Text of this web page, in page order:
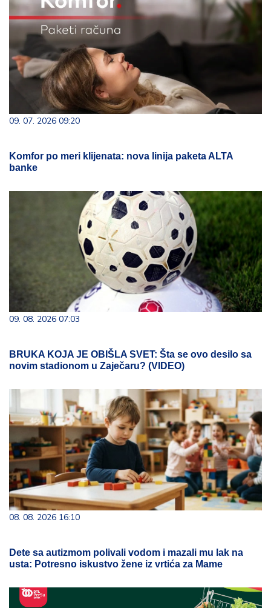
09. 07. 2026 09:20
Komfor po meri klijenata: nova linija paketa ALTA
banke
09. 08. 2026 07:03
BRUKA KOJA JE OBIŠLA SVET: Šta se ovo desilo sa
novim stadionom u Zaječaru? (VIDEO)
08. 08. 2026 16:10
Dete sa autizmom polivali vodom i mazali mu lak na
usta: Potresno iskustvo žene iz vrtića za Mame